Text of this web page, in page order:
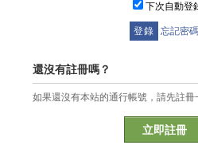
下次自動登
忘記密
還沒有註冊嗎？
如果還沒有本站的通行帳號，請先註冊
立即註冊